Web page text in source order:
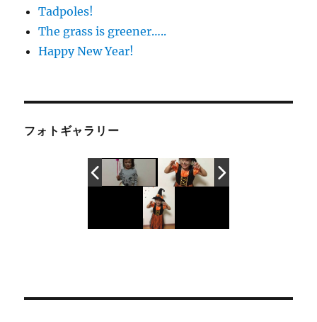
Tadpoles!
The grass is greener…..
Happy New Year!
フォトギャラリー